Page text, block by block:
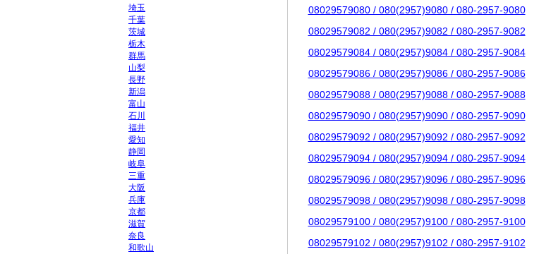
08029579080 / 080(2957)9080 / 080-2957-9080
08029579082 / 080(2957)9082 / 080-2957-9082
08029579084 / 080(2957)9084 / 080-2957-9084
08029579086 / 080(2957)9086 / 080-2957-9086
08029579088 / 080(2957)9088 / 080-2957-9088
08029579090 / 080(2957)9090 / 080-2957-9090
08029579092 / 080(2957)9092 / 080-2957-9092
08029579094 / 080(2957)9094 / 080-2957-9094
08029579096 / 080(2957)9096 / 080-2957-9096
08029579098 / 080(2957)9098 / 080-2957-9098
08029579100 / 080(2957)9100 / 080-2957-9100
08029579102 / 080(2957)9102 / 080-2957-9102
埼玉
千葉
茨城
栃木
群馬
山梨
長野
新潟
富山
石川
福井
愛知
静岡
岐阜
三重
大阪
兵庫
京都
滋賀
奈良
和歌山